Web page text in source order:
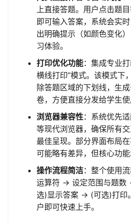
上直接答题。用户点击题
即可输入答案，系统会实
出明确提示（如颜色变化
习体验。
打印优化功能：集成专业
横线打印”模式。该模式下
除答题区域的下划线，生
卷，方便直接分发给学生使
浏览器兼容性：系统优先
等现代浏览器，确保所有
最佳呈现。部分界面布局
可能略有差异，但核心功能
操作流程简洁：整个使用
运算符 -> 设定范围与题数
选)显示答案 -> (可选)打印
户即可快速上手。